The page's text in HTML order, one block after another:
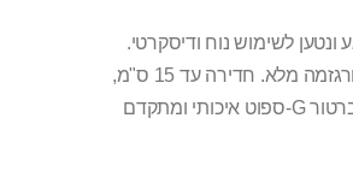
למגע ונטען לשימוש נוח ודיסקרטי.
תנועת "בוא הנה" מדויקת לגירוי נקודת ה-G, יחד עם רטט ממוקד למאלץ אורגזמה מלא. חדירה עד 15 ס"מ,
עיצוב ארגונומי שמענג את כל האזורים החשובים. אידאלי למי שמחפשת ויברטור G-ספוט איכותי ומתקדם